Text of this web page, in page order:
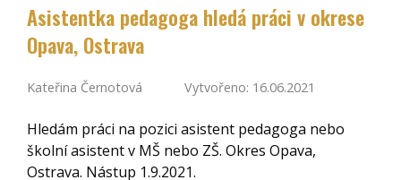
Asistentka pedagoga hledá práci v okrese
Opava, Ostrava
Kateřina Černotová Vytvořeno: 16.06.2021
Hledám práci na pozici asistent pedagoga nebo
školní asistent v MŠ nebo ZŠ. Okres Opava,
Ostrava. Nástup 1.9.2021.